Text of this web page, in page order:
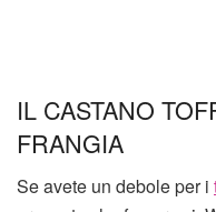
IL CASTANO
FRANGIA
Se avete un debole per i